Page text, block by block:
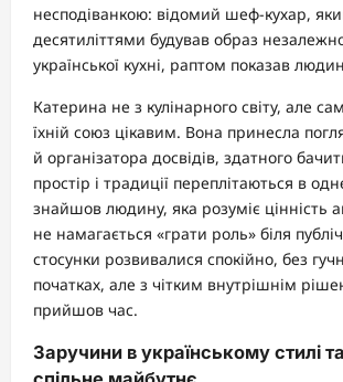
несподіванкою: відомий шеф-кухар,
десятиліттями будував образ
української кухні, раптом показав
Катерина не з кулінарного світу, але
їхній союз цікавим. Вона принесла
й організатора досвідів, здатного
простір і традиції переплітаються в
знайшов людину, яка розуміє цінність
не намагається «грати роль» біля
стосунки розвивалися спокійно, без
початках, але з чітким внутрішнім
прийшов час.
Заручини в українському стилі